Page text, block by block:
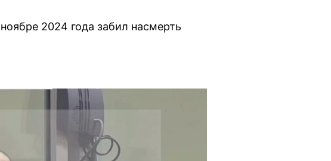
2024 года забил насмерть